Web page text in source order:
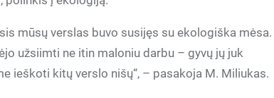
mūsų verslas buvo susijęs su ekologiška mėsa.
užsiimti ne itin maloniu darbu – gyvų jų juk
ieškoti kitų verslo nišų“, – pasakoja M. Miliukas.